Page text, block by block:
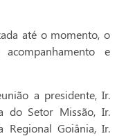
até o momento, o
e
a presidente, Ir.
do Setor Missão, Ir.
Goiânia, Ir.